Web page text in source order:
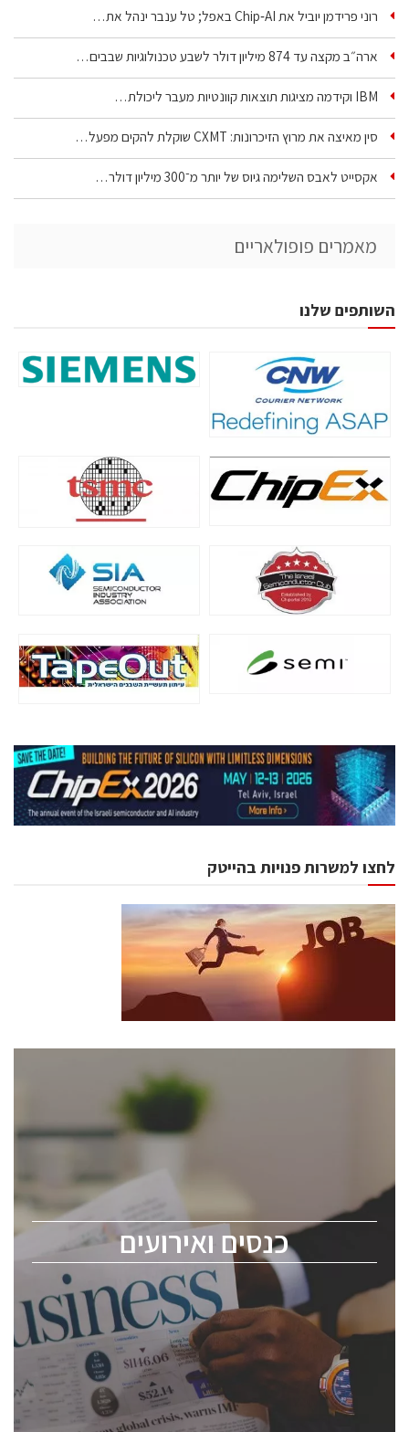
רוני פרידמן יוביל את Chip‑AI באפל; טל ענבר ינהל את…
ארה״ב מקצה עד 874 מיליון דולר לשבע טכנולוגיות שבבים…
IBM וקידמה מציגות תוצאות קוונטיות מעבר ליכולת…
סין מאיצה את מרוץ הזיכרונות: CXMT שוקלת להקים מפעל…
אקסייט לאבס השלימה גיוס של יותר מ־300 מיליון דולר…
מאמרים פופולאריים
השותפים שלנו
לחצו למשרות פנויות בהייטק
כנסים ואירועים
כנסים ואירועים
לכל העוסקים בתעשיית הסמיקונדקטור כולל מהנדסים,
ChipEx2026 will be held on May 12-13, 2026. The
conference is intended for everyone involved in the
semiconductor industry, including engineers,
professional experts, and senior executives.
לחץ לפרטים